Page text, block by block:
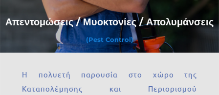
Απεντομώσεις / Μυοκτονίες / Απολυμάνσεις
(Pest Control)
Η πολυετή παρουσία στο χώρο της
Καταπολέμησης και Περιορισμού